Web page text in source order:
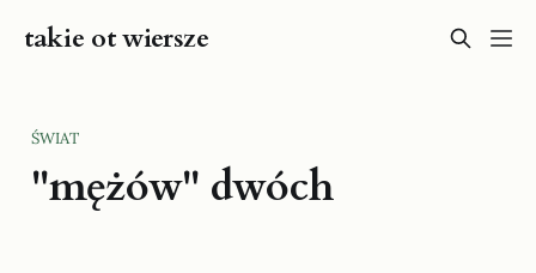
takie ot wiersze
ŚWIAT
"mężów" dwóch